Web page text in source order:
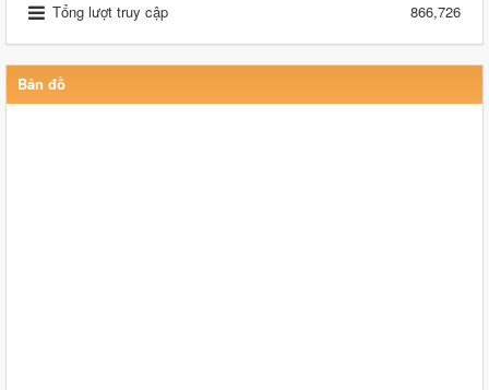
Tổng lượt truy cập
866,726
Bản đồ